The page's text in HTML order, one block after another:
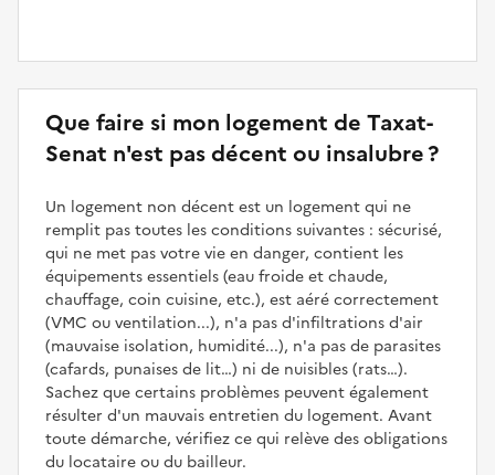
Que faire si mon logement de Taxat-
Senat n'est pas décent ou insalubre ?
Un logement non décent est un logement qui ne
remplit pas toutes les conditions suivantes : sécurisé,
qui ne met pas votre vie en danger, contient les
équipements essentiels (eau froide et chaude,
chauffage, coin cuisine, etc.), est aéré correctement
(VMC ou ventilation...), n'a pas d'infiltrations d'air
(mauvaise isolation, humidité...), n'a pas de parasites
(cafards, punaises de lit…) ni de nuisibles (rats…).
Sachez que certains problèmes peuvent également
résulter d'un mauvais entretien du logement. Avant
toute démarche, vérifiez ce qui relève des obligations
du locataire ou du bailleur.